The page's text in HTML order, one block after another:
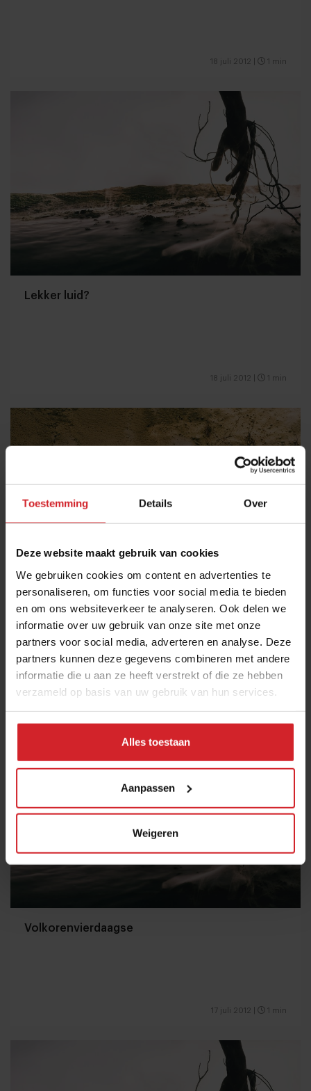
Toestemming Details Over
Deze website maakt gebruik van cookies
We gebruiken cookies om content en advertenties te
personaliseren, om functies voor social media te bieden
en om ons websiteverkeer te analyseren. Ook delen we
informatie over uw gebruik van onze site met onze
partners voor social media, adverteren en analyse. Deze
partners kunnen deze gegevens combineren met andere
informatie die u aan ze heeft verstrekt of die ze hebben
verzameld op basis van uw gebruik van hun services.
Alles toestaan
Aanpassen
Weigeren
18 juli 2012 1 min
Lekker luid?
18 juli 2012 1 min
Red door te eten
17 juli 2012| 1 min
Volkorenvierdaagse
17 juli 2012 1 min